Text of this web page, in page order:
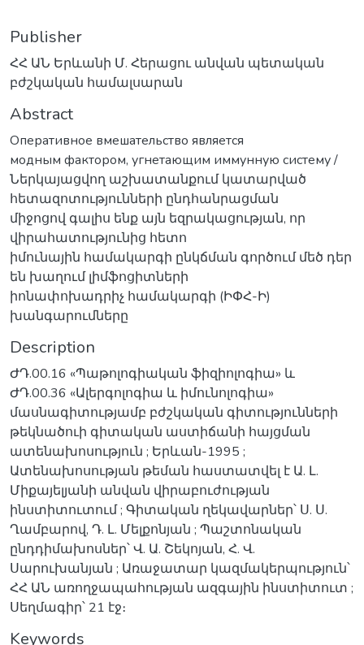
Publisher
ՀՀ ԱՆ Երևանի Մ. Հերացու անվան պետական
բժշկական համալսարան
Abstract
Оперативное вмешательство является
модным фактором, угнетающим иммунную систему /
Ներկայացվող աշխատանքում կատարված
հետազոտությունների ընդհանրացման
միջոցով գալիս ենք այն եզրակացության, որ
վիրահատությունից հետո
իմունային համակարգի ընկճման գործում մեծ դեր
են խաղում լիմֆոցիտների
իոնափոխադրիչ համակարգի (ԻՓՀ-Ի)
խանգարումները
Description
ԺԴ.00.16 «Պաթոլոգիական ֆիզիոլոգիա» և
ԺԴ.00.36 «Ալերգոլոգիա և իմունոլոգիա»
մասնագիտությամբ բժշկական գիտությունների
թեկնածուի գիտական աստիճանի հայցման
ատենախոսություն ; Երևան-1995 ;
Ատենախոսության թեման հաստատվել է Ա. Լ.
Միքայելյանի անվան վիրաբուժության
ինստիտուտում ; Գիտական ղեկավարներ՝ Ս. Ս.
Ղամբարով, Դ. Լ. Մելքոնյան ; Պաշտոնական
ընդդիմախոսներ՝ Վ. Ա. Շեկոյան, Հ. Վ.
Սարուխանյան ; Առաջատար կազմակերպություն՝
ՀՀ ԱՆ առողջապահության ազգային ինստիտուտ ;
Սեղմագիր՝ 21 էջ։
Keywords